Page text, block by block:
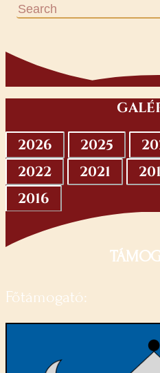
2026 2025
2022
2021
2016
Főtámogató: